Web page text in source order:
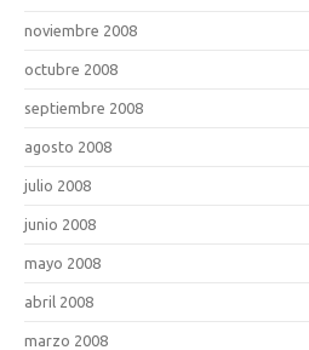
noviembre 2008
octubre 2008
septiembre 2008
agosto 2008
julio 2008
junio 2008
mayo 2008
abril 2008
marzo 2008